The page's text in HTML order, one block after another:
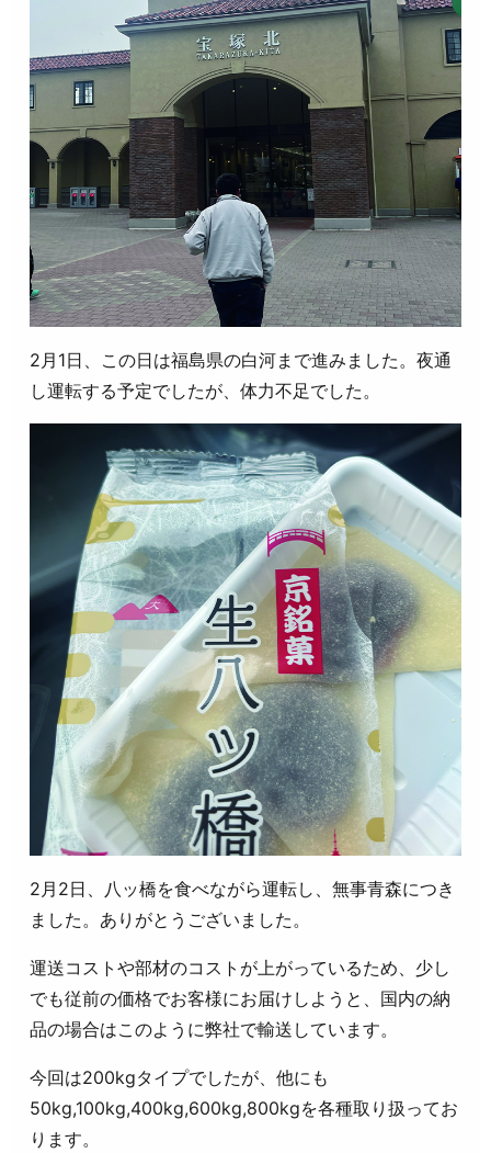
2月1日、この日は福島県の白河まで進みました。夜通
し運転する予定でしたが、体力不足でした。
2月2日、八ッ橋を食べながら運転し、無事青森につき
ました。ありがとうございました。
運送コストや部材のコストが上がっているため、少し
でも従前の価格でお客様にお届けしようと、国内の納
品の場合はこのように弊社で輸送しています。
今回は200kgタイプでしたが、他にも
50kg,100kg,400kg,600kg,800kgを各種取り扱ってお
ります。